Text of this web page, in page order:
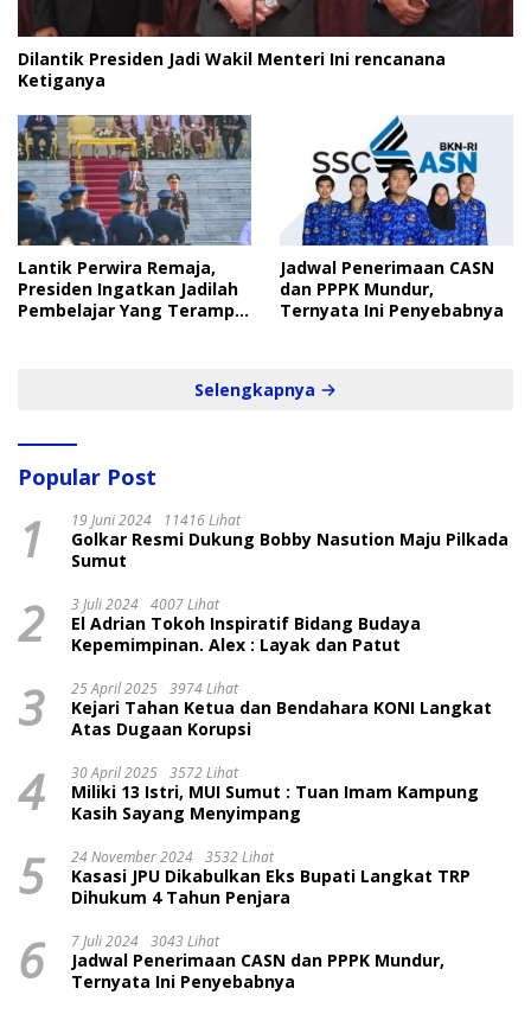
Dilantik Presiden Jadi Wakil Menteri Ini rencanana
Ketiganya
Lantik Perwira Remaja,
Presiden Ingatkan Jadilah
Pembelajar Yang Terampil
Jadwal Penerimaan CASN
dan PPPK Mundur,
Ternyata Ini Penyebabnya
Selengkapnya
Popular Post
1 19 Juni 2024 11416 Lihat
Golkar Resmi Dukung Bobby Nasution Maju Pilkada
Sumut
2 3 Juli 2024 4007 Lihat
El Adrian Tokoh Inspiratif Bidang Budaya
Kepemimpinan. Alex : Layak dan Patut
3 25 April 2025 3974 Lihat
Kejari Tahan Ketua dan Bendahara KONI Langkat
Atas Dugaan Korupsi
4 30 April 2025 3572 Lihat
Miliki 13 Istri, MUI Sumut : Tuan Imam Kampung
Kasih Sayang Menyimpang
5 24 November 2024 3532 Lihat
Kasasi JPU Dikabulkan Eks Bupati Langkat TRP
Dihukum 4 Tahun Penjara
6 7 Juli 2024 3043 Lihat
Jadwal Penerimaan CASN dan PPPK Mundur,
Ternyata Ini Penyebabnya